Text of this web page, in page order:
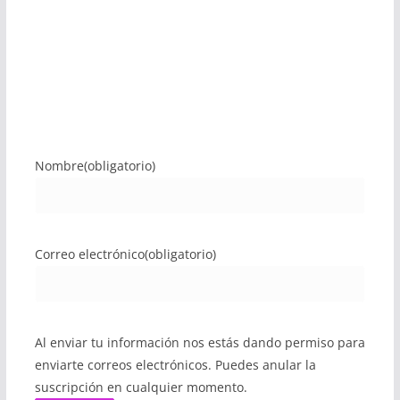
Nombre(obligatorio)
Correo electrónico(obligatorio)
Al enviar tu información nos estás dando permiso para
enviarte correos electrónicos. Puedes anular la
suscripción en cualquier momento.